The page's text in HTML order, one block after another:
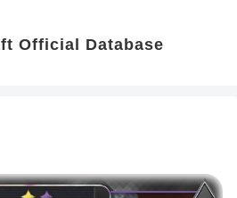
Official Database